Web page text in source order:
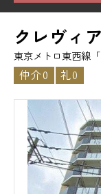
クレヴィ
東京メトロ東西線
仲介0 礼0